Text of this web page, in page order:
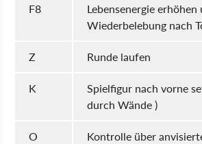
F8
Lebensenergie erhöhen
Wiederbelebung nach
Z
Runde laufen
K
Spielfigur nach vorne
durch Wände )
O
Kontrolle über